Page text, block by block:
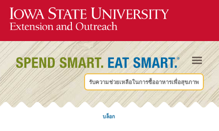
รับความช่วยเหลือในการซื้ออาหารเพื่อสุขภาพ
บล็อก